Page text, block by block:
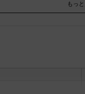
らしい印象のベアキャミソ
て、ベーシックな着こなし
の照明等により実際の商品
もっ